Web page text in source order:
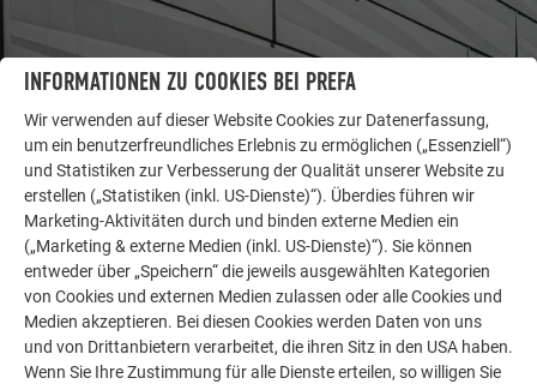
LASSEN SIE SICH INSPIRIEREN
WEITERE OBJEKTE
Die PREFA Referenzgalerie zeigt, wie vielseitig
Aluminium eingesetzt werden kann. Entdecken Sie
weitere beeindruckende Projekte mit den langlebigen
PREFA Aluminiumlösungen für Dach, Solar und
Fassade.
INFORMATIONEN ZU COOKIES BEI PREFA
Wir verwenden auf dieser Website Cookies zur Datenerfassung,
um ein benutzerfreundliches Erlebnis zu ermöglichen („Essenziell“)
und Statistiken zur Verbesserung der Qualität unserer Website zu
erstellen („Statistiken (inkl. US-Dienste)“). Überdies führen wir
Marketing-Aktivitäten durch und binden externe Medien ein
(„Marketing & externe Medien (inkl. US-Dienste)“). Sie können
entweder über „Speichern“ die jeweils ausgewählten Kategorien
von Cookies und externen Medien zulassen oder alle Cookies und
Medien akzeptieren. Bei diesen Cookies werden Daten von uns
und von Drittanbietern verarbeitet, die ihren Sitz in den USA haben.
Wenn Sie Ihre Zustimmung für alle Dienste erteilen, so willigen Sie